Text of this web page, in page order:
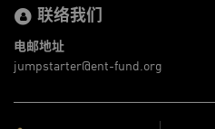
联络我们
电邮地址
jumpstarter@ent-fund.org